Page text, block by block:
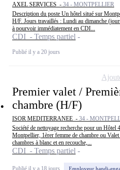
AXEL SERVICES - 34 - MONTPELLIER
Description du poste Un hôtel situé sur
H/F. Jours travaillés : Lundi au dimanche
à pourvoir immédiatement en CDI...
CDI - Temps partiel
Publié il y a 20 jours
Premier valet /
chambre (H/F)
ISOR MEDITERRANEE - 34 -
Société de nettoyage recherche pour un
Montpellier, 1èrer femme de chambre ou
chambres à blanc et en recouche,...
CDI - Temps partiel
Employeur handi-